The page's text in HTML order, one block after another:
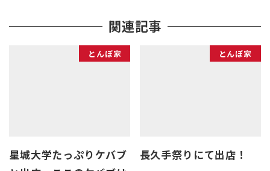
関連記事
とんぼ家
星城大学たっぷりケバブ
とんぼ家
長久手祭りにて出店！